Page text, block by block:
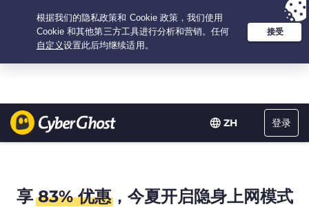
ZH 登录
Your choice:The Best Dealfor 2.1666666666667-years at $2.19
/month
享83% 优惠，今夏开启隐身上网模式